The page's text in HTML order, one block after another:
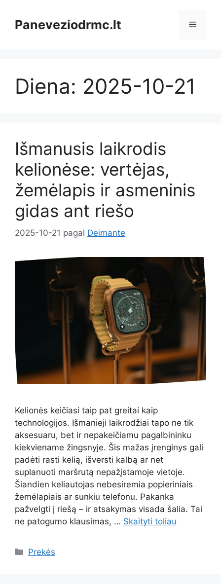
turinioPaneveziodrmc.lt Meniu
Diena: 2025-10-21
Išmanusis laikrodis
kelionėse: vertėjas,
žemėlapis ir asmeninis
gidas ant riešo
2025-10-21 pagal Deimante
Kelionės keičiasi taip pat greitai kaip
technologijos. Išmanieji laikrodžiai tapo ne tik
aksesuaru, bet ir nepakeičiamu pagalbininku
kiekviename žingsnyje. Šis mažas įrenginys gali
padėti rasti kelią, išversti kalbą ar net
suplanuoti maršrutą nepažįstamoje vietoje.
Šiandien keliautojas nebesiremia popieriniais
žemėlapiais ar sunkiu telefonu. Pakanka
pažvelgti į riešą – ir atsakymas visada šalia. Tai
ne patogumo klausimas, … Skaityti toliau
Kategorijos
Prekės